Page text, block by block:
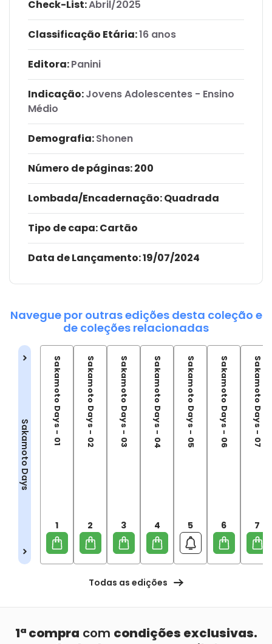
Check-List:Abril/2025
Classificação Etária:16 anos
Editora:Panini
Indicação:Jovens Adolescentes - Ensino
Médio
Demografia:Shonen
Número de páginas: 200
Lombada/Encadernação: Quadrada
Tipo de capa:Cartão
Data de Lançamento:19/07/2024
Navegue por outras edições desta coleção e
de coleções relacionadas
Sakamoto Days
Sakamoto Days - 01
1
Sakamoto Days - 02
2
Sakamoto Days - 03
3
Sakamoto Days - 04
4
Sakamoto Days - 05
5
Sakamoto Days - 06
6
Sakamoto Days - 07
7
Todas as edições